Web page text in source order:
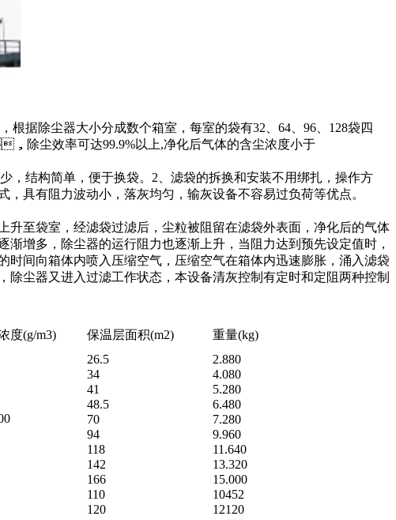
除尘器大小分成数个箱室，每室的袋有32、64、96、128袋四
，除尘效率可达99.9%以上,净化后气体的含尘浓度小于
，结构简单，便于换袋。2、滤袋的拆换和安装不用绑扎，操作方
，具有阻力波动小，落灰均匀，输灰设备不容易过负荷等优点。
袋室，经滤袋过滤后，尘粒被阻留在滤袋外表面，净化后的气体
增多，除尘器的运行阻力也逐渐上升，当阻力达到预先设定值时，
的时间向箱体内喷入压缩空气，压缩空气在箱体内迅速膨胀，涌入滤袋
，除尘器又进入过滤工作状态，本设备清灰控制有定时和定阻两种控制
度(g/m3) 保温层面积(m2) 重量(kg)
26.5
2.880
34
4.080
41
5.280
48.5
6.480
70
7.280
94
9.960
118
11.640
142
13.320
166
15.000
110
10452
120
12120